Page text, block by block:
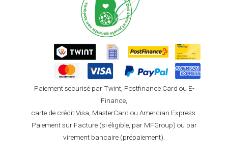
Paiement sécurisé par Twint, Postfinance Card ou E-
Finance,
carte de crédit Visa, MasterCard ou Amercian Express.
Paiement sur Facture (si éligible, par MFGroup) ou par
virement bancaire (prépaiement).